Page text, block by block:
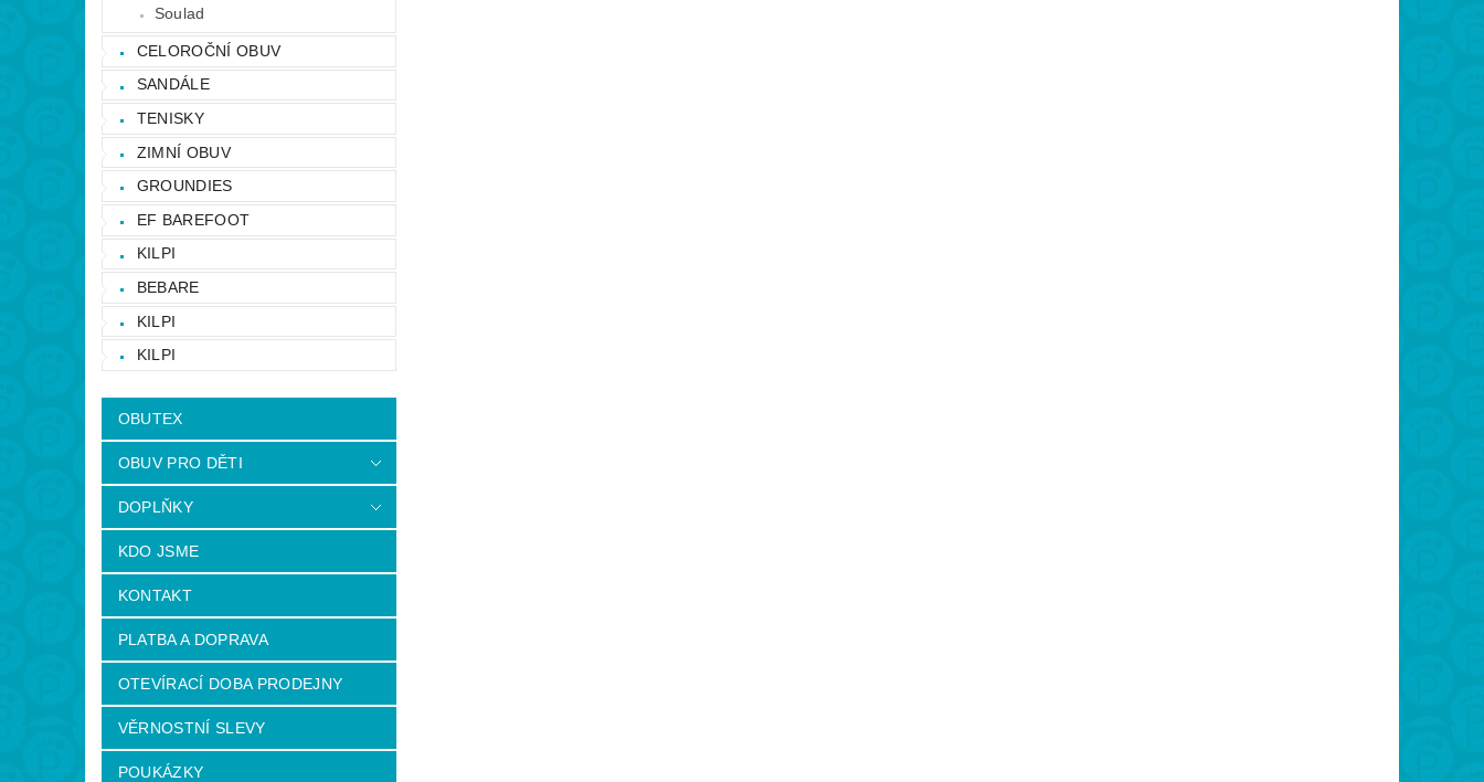
Soulad
CELOROČNÍ OBUV
SANDÁLE
TENISKY
ZIMNÍ OBUV
GROUNDIES
EF BAREFOOT
KILPI
BEBARE
KILPI
KILPI
OBUTEX
OBUV PRO DĚTI
DOPLŇKY
KDO JSME
KONTAKT
PLATBA A DOPRAVA
OTEVÍRACÍ DOBA PRODEJNY
VĚRNOSTNÍ SLEVY
POUKÁZKY